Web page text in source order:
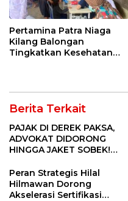
Pertamina Patra Niaga
Kilang Balongan
Tingkatkan Kesehatan
Perawatan Gigi
Berita Terkait
PAJAK DI DEREK PAKSA,
ADVOKAT DIDORONG
HINGGA JAKET SOBEK!
Ngamuk Kepung Polresta
Pekanbaru!
Peran Strategis Hilal
Hilmawan Dorong
Akselerasi Sertifikasi